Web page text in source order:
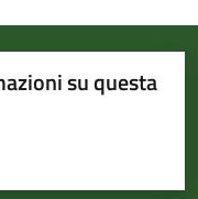
su questa